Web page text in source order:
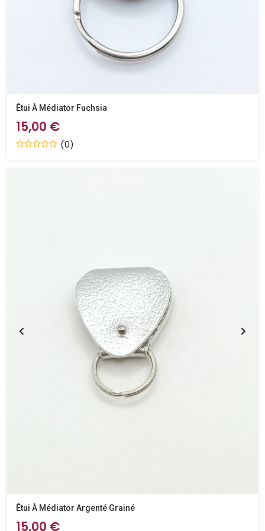
Étui À Médiator Fuchsia
15,00 €
(0)
Étui À Médiator Argenté Grainé
15,00 €